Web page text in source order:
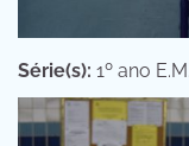
Série(s): 1º ano